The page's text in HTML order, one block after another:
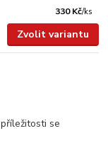
330 Kč/ks
Zvolit variantu
se